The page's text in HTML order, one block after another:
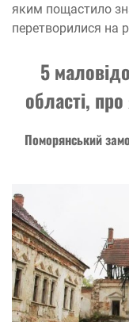
яким пощастило
перетворилися на
5
області,
Поморянський